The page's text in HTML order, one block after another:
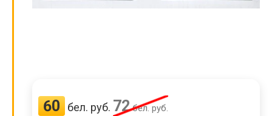
60 бел. руб. 72бел. руб.